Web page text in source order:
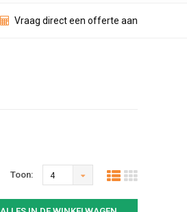
Vraag direct een offerte aan
Toon: 4